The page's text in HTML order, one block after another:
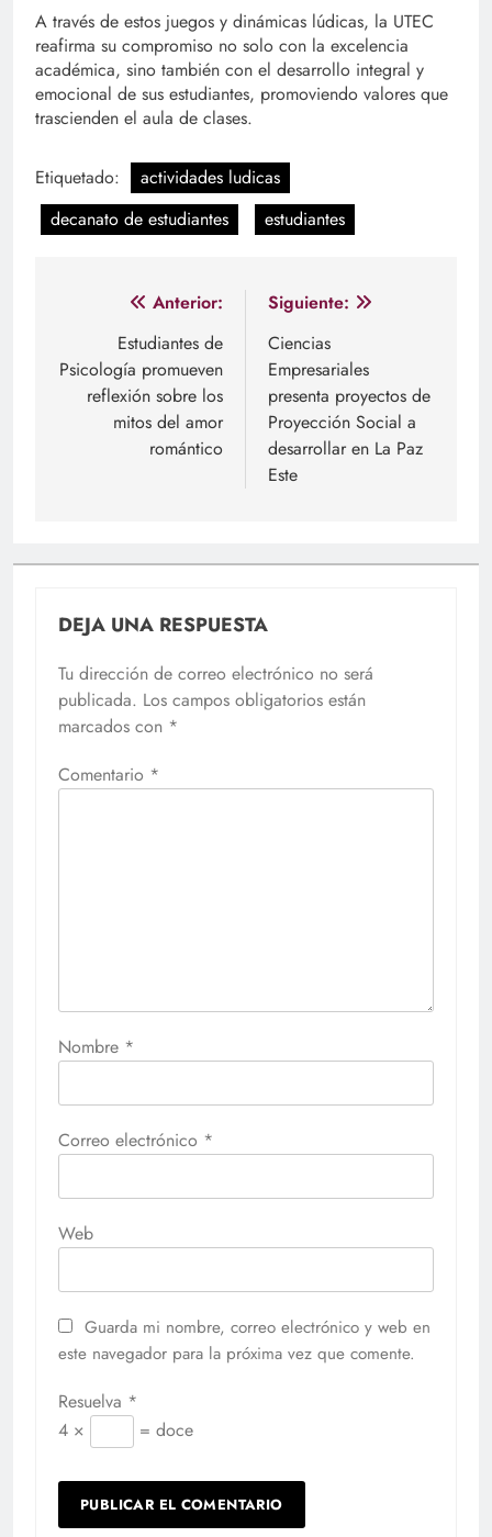
A través de estos juegos y dinámicas lúdicas, la UTEC
reafirma su compromiso no solo con la excelencia
académica, sino también con el desarrollo integral y
emocional de sus estudiantes, promoviendo valores que
trascienden el aula de clases.
Etiquetado:
actividades ludicas
decanato de estudiantes
estudiantes
Navegación
entradas
Anterior:
Estudiantes de
Psicología promueven
reflexión sobre los
mitos del amor
romántico
Siguiente:
Ciencias
Empresariales
presenta proyectos de
Proyección Social a
desarrollar en La Paz
Este
DEJA UNA RESPUESTA
Tu dirección de correo electrónico no será
publicada. Los campos obligatorios están
marcados con *
Comentario *
Nombre *
Correo electrónico *
Web
Guarda mi nombre, correo electrónico y web en
este navegador para la próxima vez que comente.
Resuelva *
4 ×
= doce